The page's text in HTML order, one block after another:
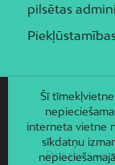
pilsētas
Piesakies un
Šī
interneta vietne
sīkdatņu